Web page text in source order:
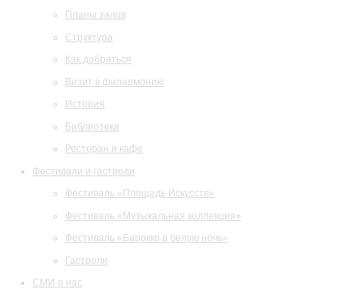
Планы залов
Структура
Как добраться
Визит в филармонию
История
Библиотека
Ресторан и кафе
Фестивали и гастроли
Фестиваль «Площадь Искусств»
Фестиваль «Музыкальная коллекция»
Фестиваль «Барокко в белую ночь»
Гастроли
СМИ о нас